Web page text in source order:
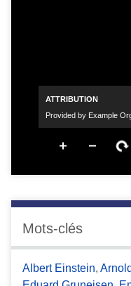
Mots-clés
Albert Einstein,